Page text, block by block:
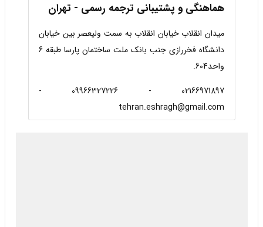
هماهنگی و پشتیبانی ترجمه رسمی - تهران
میدان انقلاب خیابان انقلاب به سمت ولیعصر بین خیابان
دانشگاه فخررازی جنب بانک ملت ساختمان پارسا طبقه 6
واحد604.
02166971897 - 09966327226 -
tehran.eshragh@gmail.com